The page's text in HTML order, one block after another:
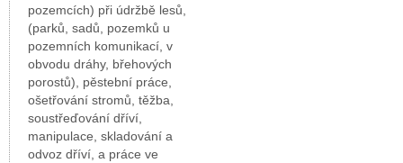
pozemcích) při údržbě lesů,
(parků, sadů, pozemků u
pozemních komunikací, v
obvodu dráhy, břehových
porostů), pěstební práce,
ošetřování stromů, těžba,
soustřeďování dříví,
manipulace, skladování a
odvoz dříví, a práce ve